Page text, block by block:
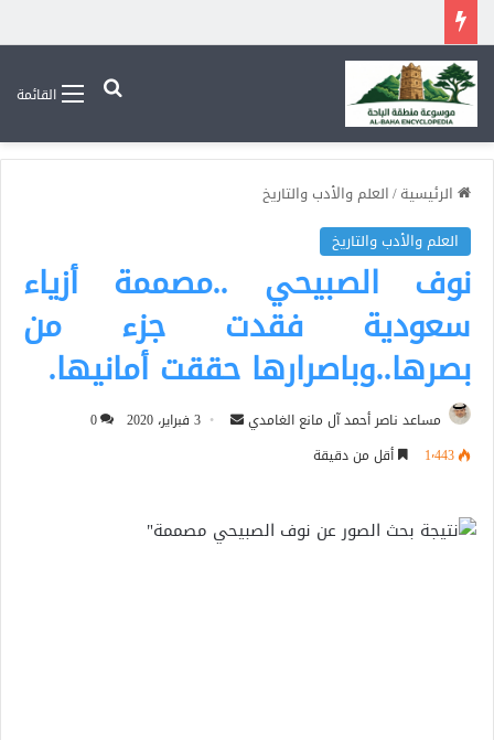
القائمةبحث عن
الرئيسية/العلم والأدب والتاريخ
العلم والأدب والتاريخ
نوف الصبيحي ..مصممة أزياء
سعودية فقدت جزء من
بصرها..وباصرارها حققت أمانيها.
مساعد ناصر أحمد آل مانع الغامدي
أرسل 3 فبراير، 2020
0
1٬443
أقل من دقيقة